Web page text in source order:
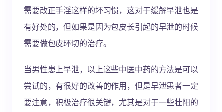
需要改正手淫这样的坏习惯，这对于缓解早泄也是
有好处的，但如果是因为包皮长引起的早泄的时候
需要做包皮环切的治疗。
当男性患上早泄，以上这些中医中药的方法是可以
尝试的，有很好的改善的作用，但是早泄患者一定
要注意，积极治疗很关键，尤其是对于一些壮阳的